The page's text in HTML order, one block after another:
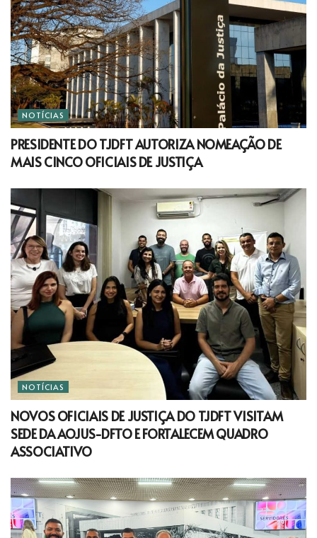
NOTÍCIAS
PRESIDENTE DO TJDFT AUTORIZA NOMEAÇÃO DE
MAIS CINCO OFICIAIS DE JUSTIÇA
NOTÍCIAS
NOVOS OFICIAIS DE JUSTIÇA DO TJDFT VISITAM
SEDE DA AOJUS-DFTO E FORTALECEM QUADRO
ASSOCIATIVO